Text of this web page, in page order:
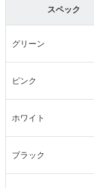
スペック
グリーン
ピンク
ホワイト
ブラック